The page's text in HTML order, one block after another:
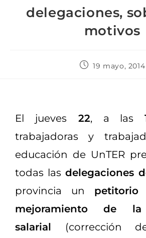
delegaciones,
motivos
19 mayo, 2014
El jueves 22, a las
trabajadoras y
educación de UnTER
todas las delegaciones
provincia un petitorio
mejoramiento de la
salarial
(corrección